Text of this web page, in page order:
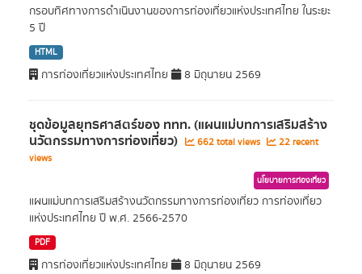
กรอบทิศทางการดำเนินงานของการท่องเที่ยวแห่งประเทศไทย ในระยะ
5 ปี
HTML
การท่องเที่ยวแห่งประเทศไทย 8 มิถุนายน 2569
ชุดข้อมูลยุทธศาสตร์ของ ททท. (แผนแม่บทการเสริมสร้าง
นวัตกรรมทางการท่องเที่ยว) 662 total views
22 recent
views
นโยบายการท่องเที่ยว
แผนแม่บทการเสริมสร้างนวัตกรรมทางการท่องเที่ยว การท่องเที่ยว
แห่งประเทศไทย ปี พ.ศ. 2566-2570
PDF
การท่องเที่ยวแห่งประเทศไทย 8 มิถุนายน 2569